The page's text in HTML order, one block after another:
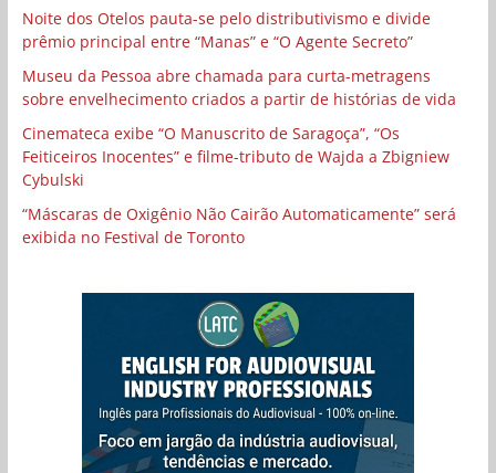
Noite dos Otelos pauta-se pelo distributivismo e divide
prêmio principal entre “Manas” e “O Agente Secreto”
Museu da Pessoa abre chamada para curta-metragens
sobre envelhecimento criados a partir de histórias de vida
Cinemateca exibe “O Manuscrito de Saragoça”, “Os
Feiticeiros Inocentes” e filme-tributo de Wajda a Zbigniew
Cybulski
“Máscaras de Oxigênio Não Cairão Automaticamente” será
exibida no Festival de Toronto